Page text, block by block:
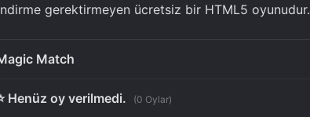
gerektirmeyen ücretsiz bir HTML5 oyunudur.
Match
Henüz oy verilmedi. (0 Oylar)